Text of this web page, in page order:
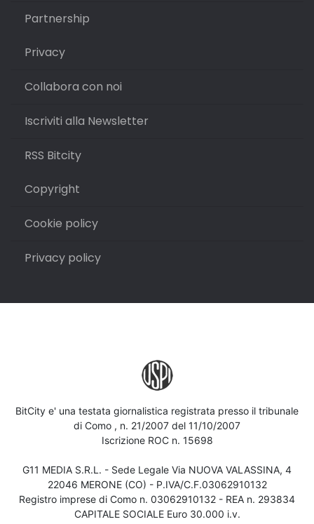
Partnership
Privacy
Collabora con noi
Iscriviti alla Newsletter
RSS Bitcity
Copyright
Cookie policy
Privacy policy
BitCity e' una testata giornalistica registrata presso il tribunale
di Como , n. 21/2007 del 11/10/2007
Iscrizione ROC n. 15698
G11 MEDIA S.R.L. - Sede Legale Via NUOVA VALASSINA, 4
22046 MERONE (CO) - P.IVA/C.F.03062910132
Registro imprese di Como n. 03062910132 - REA n. 293834
CAPITALE SOCIALE Euro 30.000 i.v.